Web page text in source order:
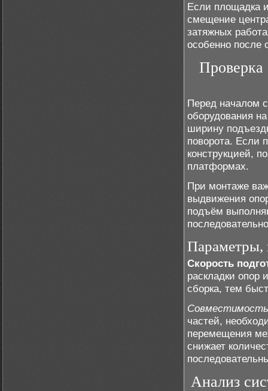
Если площадка
смещение
затяжных
особенно после
Проверка
Перед началом
оборудования
ширину
поворота. Если
конструкцией,
платформах.
При монтаже
выдвижения
подъём
Параметры,
Скорость
раскладки опор
сборка, тем
частей,
перемещения
снижает
Анализ